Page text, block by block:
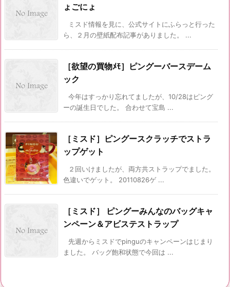
ょごにょ
ミスド情報を見に、公式サイトにふらっと行った
ら、２月の壁紙配布記事がありました。 ...
［欲望の買物ﾒﾓ］ピングーバースデーム
ック
今年はすっかり忘れてましたが、10/28はピング
ーの誕生日でした。 合わせて宝島 ...
［ミスド］ピングースクラッチでストラ
ップゲット
２回いけましたが、両方共ストラップでました。
色違いでゲット。 20110826ゲ ...
［ミスド］ ピングーみんなのバッグキャ
ンペーン＆アビステストラップ
先週からミスドでpinguのキャンペーンはじまり
ました。 バッグ飽和状態で今回は ...